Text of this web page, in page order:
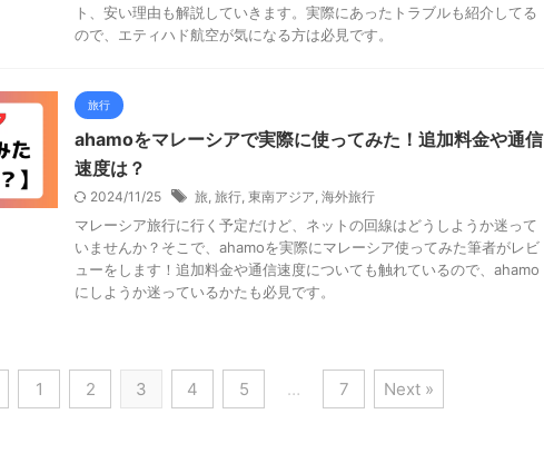
ト、安い理由も解説していきます。実際にあったトラブルも紹介してる
ので、エティハド航空が気になる方は必見です。
旅行
ahamoをマレーシアで実際に使ってみた！追加料金や通信
速度は？
2024/11/25 旅, 旅行, 東南アジア, 海外旅行
マレーシア旅行に行く予定だけど、ネットの回線はどうしようか迷って
いませんか？そこで、ahamoを実際にマレーシア使ってみた筆者がレビ
ューをします！追加料金や通信速度についても触れているので、ahamo
にしようか迷っているかたも必見です。
1 2 3 4 5 … 7 Next »